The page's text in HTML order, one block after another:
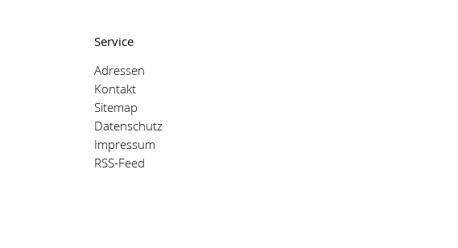
Service
Adressen
Kontakt
Sitemap
Datenschutz
Impressum
RSS-Feed